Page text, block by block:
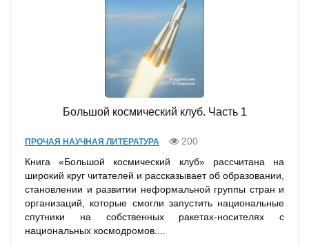
Большой космический клуб. Часть 1
ПРОЧАЯ НАУЧНАЯ ЛИТЕРАТУРА
200
Книга «Большой космический клуб» рассчитана на
широкий круг читателей и рассказывает об образовании,
становлении и развитии неформальной группы стран и
организаций, которые смогли запустить национальные
спутники на собственных ракетах-носителях с
национальных космодромов....